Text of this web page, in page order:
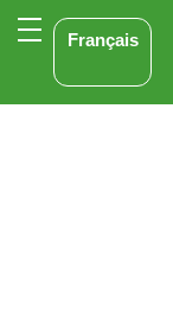
Français